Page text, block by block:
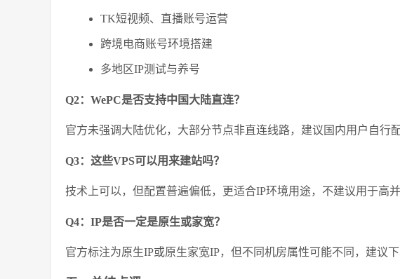
TK短视频、直播账号运营
跨境电商账号环境搭建
多地区IP测试与养号
Q2：WePC是否支持中国大陆直连？
官方未强调大陆优化，大部分节点非直连线路，建议国内用户自行
Q3：这些VPS可以用来建站吗？
技术上可以，但配置普遍偏低，更适合IP环境用途，不建议用于高
Q4：IP是否一定是原生或家宽？
官方标注为原生IP或原生家宽IP，但不同机房属性可能不同，建议